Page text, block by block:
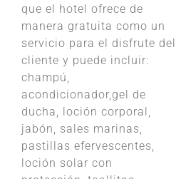
que el hotel ofrece de
manera gratuita como un
servicio para el disfrute del
cliente y puede incluir:
champú,
acondicionador,gel de
ducha, loción corporal,
jabón, sales marinas,
pastillas efervescentes,
loción solar con